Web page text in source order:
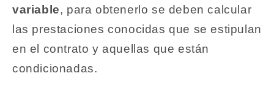
variable, para obtenerlo se deben calcular
las prestaciones conocidas que se estipulan
en el contrato y aquellas que están
condicionadas.